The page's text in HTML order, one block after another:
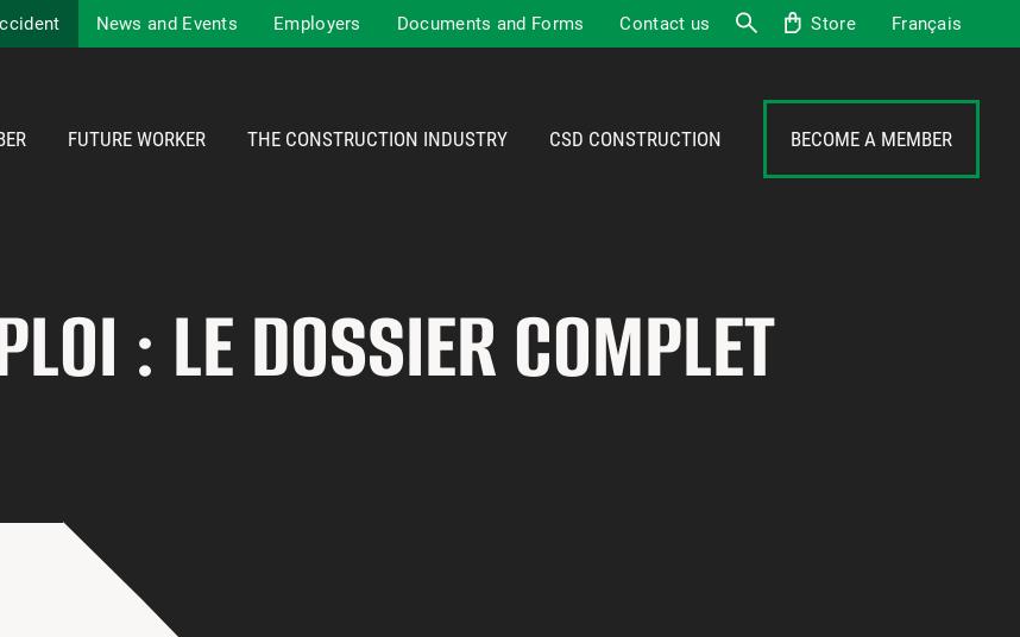
News and Events Employers Documents and Forms Contact us Store Français
FUTURE WORKER THE CONSTRUCTION INDUSTRY CSD CONSTRUCTION BECOME A MEMBER
: LE DOSSIER COMPLET